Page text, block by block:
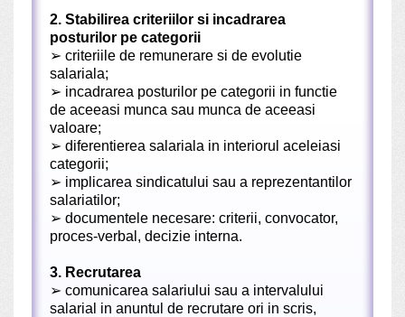
2. Stabilirea criteriilor si incadrarea
posturilor pe categorii
➢ criteriile de remunerare si de evolutie
salariala;
➢ incadrarea posturilor pe categorii in functie
de aceeasi munca sau munca de aceeasi
valoare;
➢ diferentierea salariala in interiorul aceleiasi
categorii;
➢ implicarea sindicatului sau a reprezentantilor
salariatilor;
➢ documentele necesare: criterii, convocator,
proces-verbal, decizie interna.
3. Recrutarea
➢ comunicarea salariului sau a intervalului
salarial in anuntul de recrutare ori in scris,